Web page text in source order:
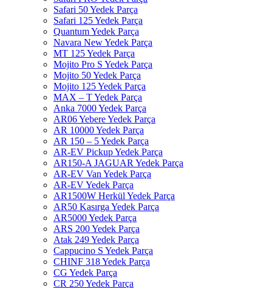
Safari 50 Yedek Parça
Safari 125 Yedek Parça
Quantum Yedek Parça
Navara New Yedek Parça
MT 125 Yedek Parça
Mojito Pro S Yedek Parça
Mojito 50 Yedek Parça
Mojito 125 Yedek Parça
MAX – T Yedek Parça
Anka 7000 Yedek Parça
AR06 Yebere Yedek Parça
AR 10000 Yedek Parça
AR 150 – 5 Yedek Parça
AR-EV Pickup Yedek Parça
AR150-A JAGUAR Yedek Parça
AR-EV Van Yedek Parça
AR-EV Yedek Parça
AR1500W Herkül Yedek Parça
AR50 Kasırga Yedek Parça
AR5000 Yedek Parça
ARS 200 Yedek Parça
Atak 249 Yedek Parça
Cappucino S Yedek Parça
CHINF 318 Yedek Parça
CG Yedek Parça
CR 250 Yedek Parça